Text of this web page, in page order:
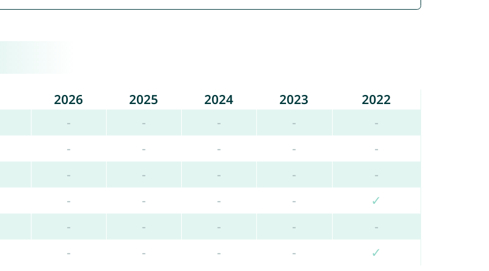
2026 2025 2024 2023
2022
- - - -
-
- - - -
-
- - - -
-
- - - -
✓
- - - -
-
- - - - ✓